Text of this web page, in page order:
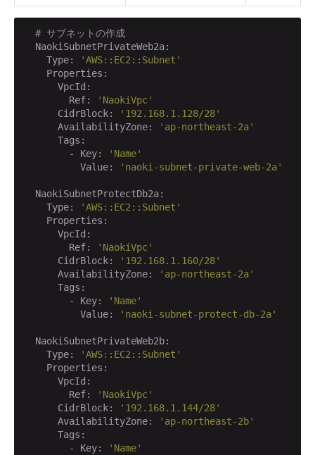
# サブネットの作成
  NaokiSubnetPrivateWeb2a:
    Type:
'AWS::EC2::Subnet'
    Properties:
      VpcId:
        Ref:
'NaokiVpc'
      CidrBlock:
'192.168.1.128/28'
      AvailabilityZone:
'ap-northeast-2a'
      Tags:
        - Key:
'Name'
          Value:
'naoki-subnet-private-web-2a'
  NaokiSubnetProtectDb2a:
    Type:
'AWS::EC2::Subnet'
    Properties:
      VpcId:
        Ref:
'NaokiVpc'
      CidrBlock:
'192.168.1.160/28'
      AvailabilityZone:
'ap-northeast-2a'
      Tags:
        - Key:
'Name'
          Value:
'naoki-subnet-protect-db-2a'
  NaokiSubnetPrivateWeb2b:
    Type:
'AWS::EC2::Subnet'
    Properties:
      VpcId:
        Ref:
'NaokiVpc'
      CidrBlock:
'192.168.1.144/28'
      AvailabilityZone:
'ap-northeast-2b'
      Tags:
        - Key:
'Name'